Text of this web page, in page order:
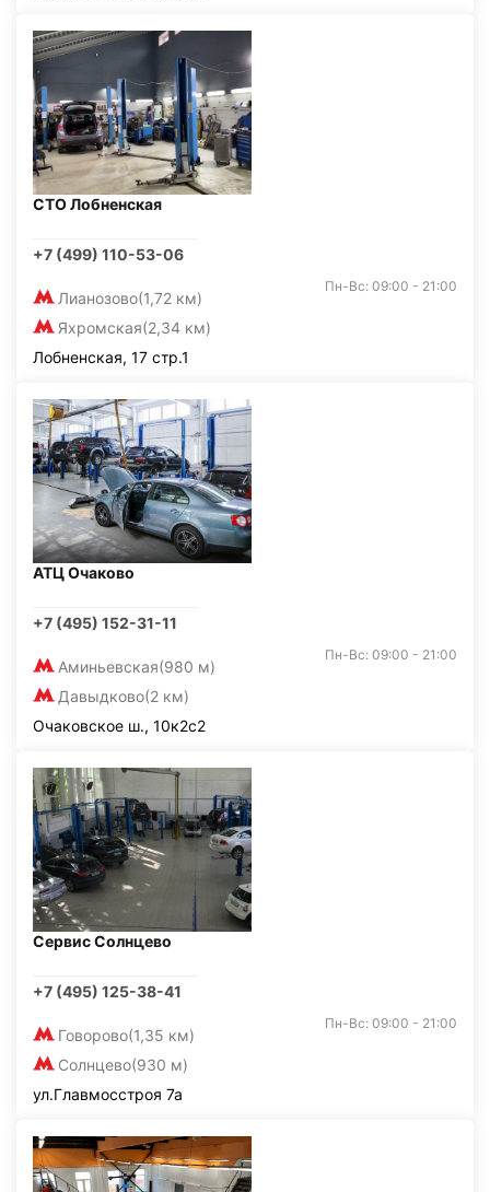
СТО Лобненская
+7 (499) 110-53-06
Лианозово(1,72 км)
Яхромская(2,34 км)
Пн-Вс: 09:00 - 21:00
Лобненская, 17 стр.1
АТЦ Очаково
+7 (495) 152-31-11
Аминьевская(980 м)
Давыдково(2 км)
Пн-Вс: 09:00 - 21:00
Очаковское ш., 10к2с2
Сервис Солнцево
+7 (495) 125-38-41
Говорово(1,35 км)
Солнцево(930 м)
Пн-Вс: 09:00 - 21:00
ул.Главмосстроя 7а